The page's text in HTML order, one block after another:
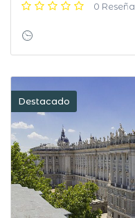
0 Reseña
Destacado